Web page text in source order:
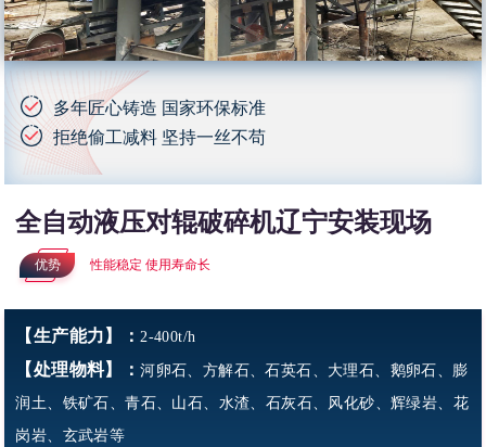
多年匠心铸造 国家环保标准
拒绝偷工减料 坚持一丝不苟
全自动液压对辊破碎机辽宁安装现场
优势 性能稳定 使用寿命长
【生产能力】： 2-400t/h
【处理物料】：河卵石、方解石、石英石、大理石、鹅卵石、膨
润土、铁矿石、青石、山石、水渣、石灰石、风化砂、辉绿岩、花
岗岩、玄武岩等